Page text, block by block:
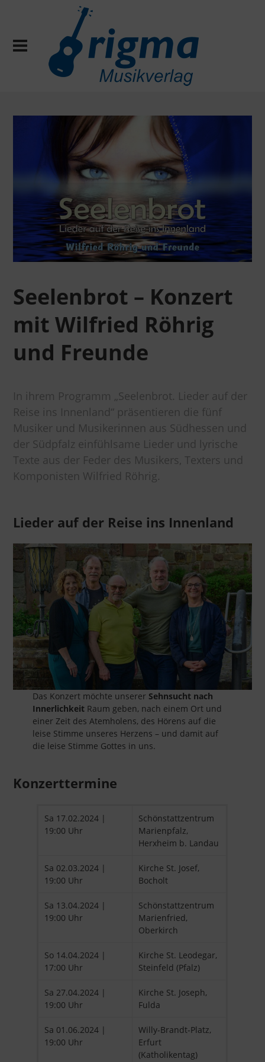
Seelenbrot – Konzert
mit Wilfried Röhrig
und Freunde
In ihrem Programm „Seelenbrot. Lieder auf der
Reise ins Innenland“ präsentieren die fünf
Musiker und Musikerinnen aus Südhessen und
der Südpfalz einfühlsame Lieder und lyrische
Texte aus der Feder des Musikers, Texters und
Komponisten Wilfried Röhrig.
Lieder auf der Reise ins Innenland
Das Konzert möchte unserer Sehnsucht nach
InnerlichkeitRaum geben, nach einem Ort und
einer Zeit des Atemholens, des Hörens auf die
leise Stimme unseres Herzens – und damit auf
die leise Stimme Gottes in uns.
Konzerttermine
Sa 17.02.2024 |
19:00 Uhr
Schönstattzentrum
Marienpfalz,
Herxheim b. Landau
Sa 02.03.2024 |
19:00 Uhr
Kirche St. Josef,
Bocholt
Sa 13.04.2024 |
19:00 Uhr
Schönstattzentrum
Marienfried,
Oberkirch
So 14.04.2024 |
17:00 Uhr
Kirche St. Leodegar,
Steinfeld (Pfalz)
Sa 27.04.2024 |
19:00 Uhr
Kirche St. Joseph,
Fulda
Sa 01.06.2024 |
19:00 Uhr
Willy-Brandt-Platz,
Erfurt
(Katholikentag)